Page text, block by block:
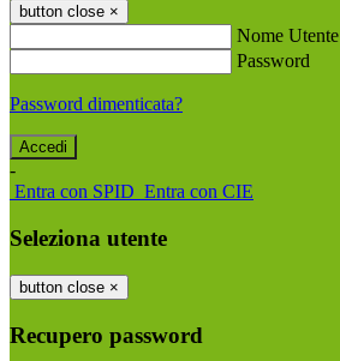
button close ×
Nome Utente
Password
Password dimenticata?
-
Entra con SPID Entra con CIE
Seleziona utente
button close ×
Recupero password